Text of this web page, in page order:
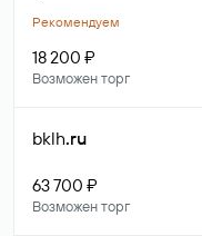
Рекомендуем
18 200 ₽
Возможен торг
bklh.ru
63 700 ₽
Возможен торг